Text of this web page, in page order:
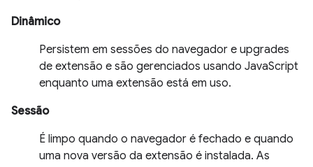
Dinâmico
Persistem em sessões do navegador e upgrades
de extensão e são gerenciados usando JavaScript
enquanto uma extensão está em uso.
Sessão
É limpo quando o navegador é fechado e quando
uma nova versão da extensão é instalada. As